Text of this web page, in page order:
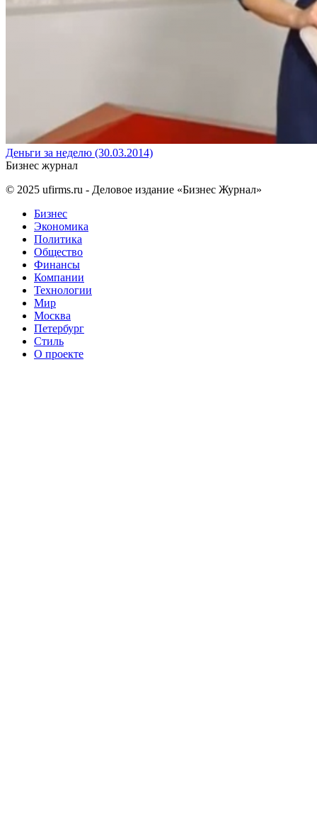
Деньги за неделю (30.03.2014)
Бизнес журнал
© 2025 ufirms.ru - Деловое издание «Бизнес Журнал»
Бизнес
Экономика
Политика
Общество
Финансы
Компании
Технологии
Мир
Москва
Петербург
Стиль
О проекте